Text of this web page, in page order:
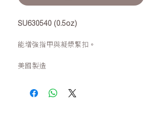
SU630540 (0.5oz)
能增強指甲與凝漿緊扣。
美國製造